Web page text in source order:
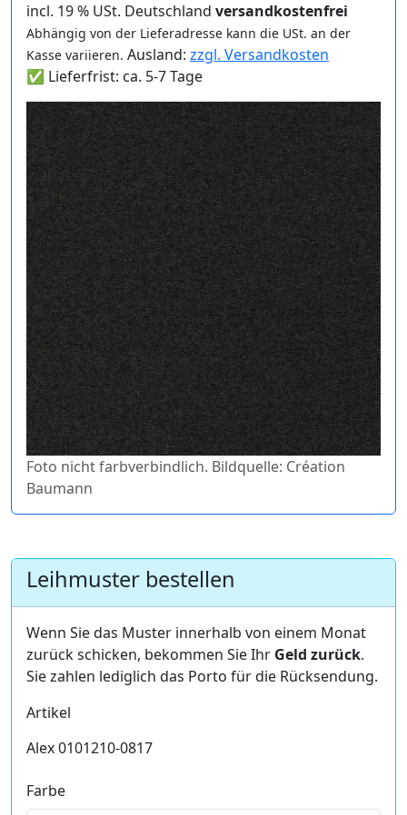
incl. 19 % USt. Deutschland versandkostenfrei
Abhängig von der Lieferadresse kann die USt. an der
Kasse variieren. Ausland: zzgl. Versandkosten
✅ Lieferfrist: ca. 5-7 Tage
Foto nicht farbverbindlich. Bildquelle: Création
Baumann
Leihmuster bestellen
Wenn Sie das Muster innerhalb von einem Monat
zurück schicken, bekommen Sie Ihr Geld zurück.
Sie zahlen lediglich das Porto für die Rücksendung.
Artikel
Alex 0101210-0817
Farbe